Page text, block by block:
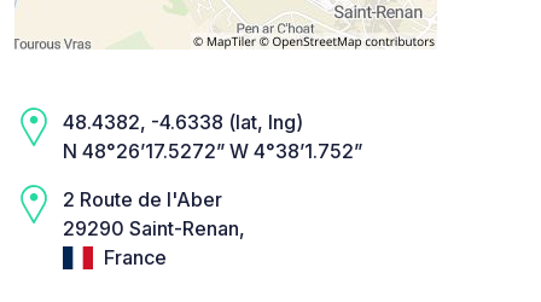
48.4382, -4.6338 (lat, lng)
N 48°26’17.5272” W 4°38’1.752”
2 Route de l'Aber
29290 Saint-Renan,
France